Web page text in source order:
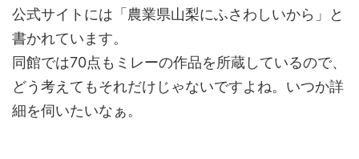
公式サイトには「農業県山梨にふさわしいから」と
書かれています。
同館では70点もミレーの作品を所蔵しているので、
どう考えてもそれだけじゃないですよね。いつか詳
細を伺いたいなぁ。